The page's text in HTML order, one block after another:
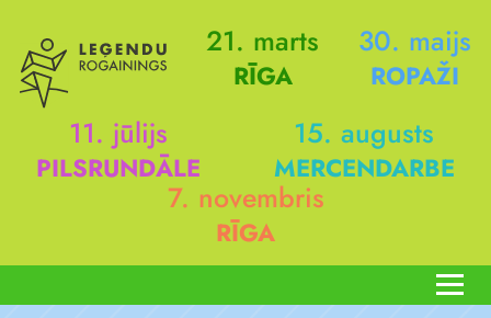
21. marts
RĪGA
30. maijs
ROPAŽI
11. jūlijs
PILSRUNDĀLE
15. augusts
MERCENDARBE
7. novembris
RĪGA